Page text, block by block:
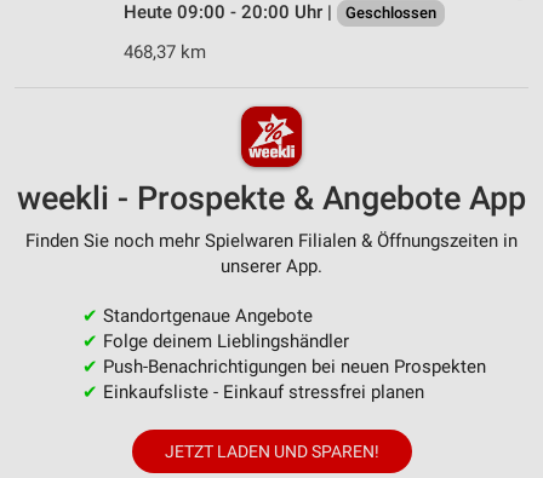
Heute 09:00 - 20:00 Uhr |
Geschlossen
468,37 km
weekli - Prospekte & Angebote App
Finden Sie noch mehr Spielwaren Filialen & Öffnungszeiten in
unserer App.
✔ Standortgenaue Angebote
✔ Folge deinem Lieblingshändler
✔ Push-Benachrichtigungen bei neuen Prospekten
✔ Einkaufsliste - Einkauf stressfrei planen
JETZT LADEN UND SPAREN!